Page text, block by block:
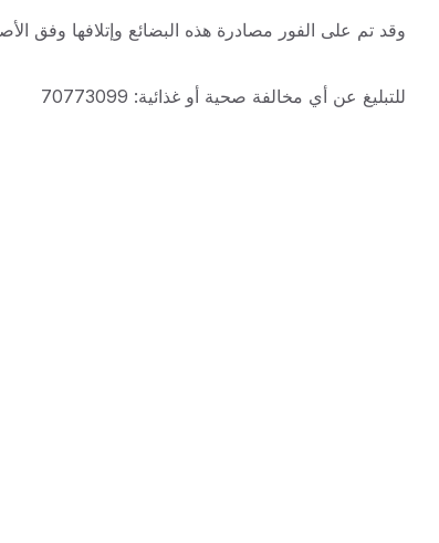
وقد تم على الفور مصادرة هذه البضائع وإتلافها
للتبليغ عن أي مخالفة صحية أو غذائية: 70773099